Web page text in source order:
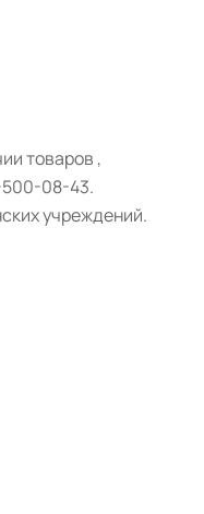
товаров ,
500-08-43.
учреждений.